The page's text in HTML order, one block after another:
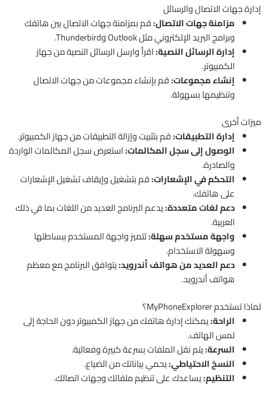
إدارة جهات الاتصال والرسائل
مزامنة جهات الاتصال:قم بمزامنة جهات الاتصال بين هاتفك
وبرامج البريد الإلكتروني مثل Outlook وThunderbird.
إدارة الرسائل النصية:اقرأ وارسل الرسائل النصية من جهاز
الكمبيوتر.
إنشاء مجموعات:قم بإنشاء مجموعات من جهات الاتصال
وتنظيمها بسهولة.
ميزات أخرى
إدارة التطبيقات:قم بتثبيت وإزالة التطبيقات من جهاز الكمبيوتر.
الوصول إلى سجل المكالمات:استعرض سجل المكالمات الواردة
والصادرة.
التحكم في الإشعارات:قم بتشغيل وإيقاف تشغيل الإشعارات
على هاتفك.
دعم لغات متعددة:يدعم البرنامج العديد من اللغات بما في ذلك
العربية.
واجهة مستخدم سهلة:تتميز واجهة المستخدم ببساطتها
وسهولة الاستخدام.
دعم العديد من هواتف أندرويد:يتوافق البرنامج مع معظم
هواتف أندرويد.
لماذا تستخدم MyPhoneExplorer؟
الراحة:يمكنك إدارة هاتفك من جهاز الكمبيوتر دون الحاجة إلى
لمس الهاتف.
السرعة:يتم نقل الملفات بسرعة كبيرة وفعالية.
النسخ الاحتياطي:يحمي بياناتك من الضياع.
التنظيم:يساعدك على تنظيم ملفاتك وجهات اتصالك.